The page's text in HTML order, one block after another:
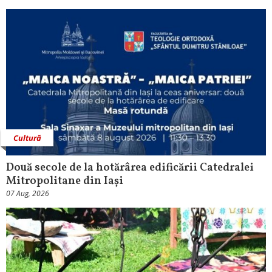
Cultură
Două secole de la hotărârea edificării Catedralei
Mitropolitane din Iași
07 Aug, 2026